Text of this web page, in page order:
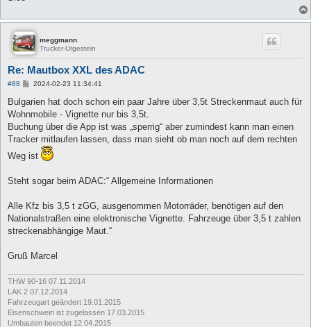
meggmann
Trucker-Urgestein
Re: Mautbox XXL des ADAC
#88
B
i
r
a
2024-02-23 11:34:41
Bulgarien hat doch schon ein paar Jahre über 3,5t Streckenmaut auch für
Wohnmobile - Vignette nur bis 3,5t.
Buchung über die App ist was „sperrig“ aber zumindest kann man einen
Tracker mitlaufen lassen, dass man sieht ob man noch auf dem rechten
Weg ist
Steht sogar beim ADAC:“ Allgemeine Informationen
Alle Kfz bis 3,5 t zGG, ausgenommen Motorräder, benötigen auf den
Nationalstraßen eine elektronische Vignette. Fahrzeuge über 3,5 t zahlen
streckenabhängige Maut.“
Gruß Marcel
THW 90-16 07.11.2014
LAK 2 07.12.2014
Fahrzeugart geändert 19.01.2015
Eisenschwein ist zugelassen 17.03.2015
Umbauten beendet 12.04.2015